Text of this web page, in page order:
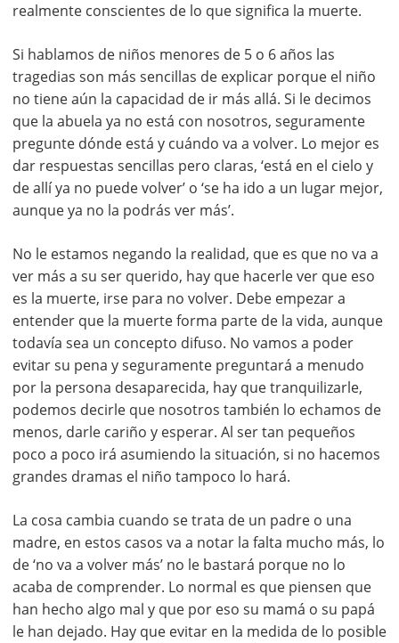
realmente conscientes de lo que significa la muerte.
Si hablamos de niños menores de 5 o 6 años las
tragedias son más sencillas de explicar porque el niño
no tiene aún la capacidad de ir más allá. Si le decimos
que la abuela ya no está con nosotros, seguramente
pregunte dónde está y cuándo va a volver. Lo mejor es
dar respuestas sencillas pero claras, ‘está en el cielo y
de allí ya no puede volver’ o ‘se ha ido a un lugar mejor,
aunque ya no la podrás ver más’.
No le estamos negando la realidad, que es que no va a
ver más a su ser querido, hay que hacerle ver que eso
es la muerte, irse para no volver. Debe empezar a
entender que la muerte forma parte de la vida, aunque
todavía sea un concepto difuso. No vamos a poder
evitar su pena y seguramente preguntará a menudo
por la persona desaparecida, hay que tranquilizarle,
podemos decirle que nosotros también lo echamos de
menos, darle cariño y esperar. Al ser tan pequeños
poco a poco irá asumiendo la situación, si no hacemos
grandes dramas el niño tampoco lo hará.
La cosa cambia cuando se trata de un padre o una
madre, en estos casos va a notar la falta mucho más, lo
de ‘no va a volver más’ no le bastará porque no lo
acaba de comprender. Lo normal es que piensen que
han hecho algo mal y que por eso su mamá o su papá
le han dejado. Hay que evitar en la medida de lo posible